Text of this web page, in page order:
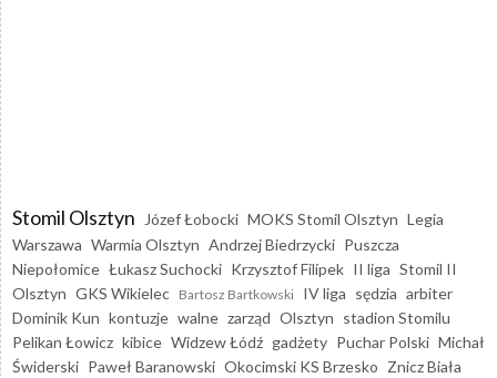
Stomil Olsztyn Józef Łobocki MOKS Stomil Olsztyn Legia
Warszawa Warmia Olsztyn Andrzej Biedrzycki Puszcza
Niepołomice Łukasz Suchocki Krzysztof Filipek II liga Stomil II
Olsztyn GKS Wikielec Bartosz Bartkowski IV liga sędzia arbiter
Dominik Kun kontuzje walne zarząd Olsztyn stadion Stomilu
Pelikan Łowicz kibice Widzew Łódź gadżety Puchar Polski Michał
Świderski Paweł Baranowski Okocimski KS Brzesko Znicz Biała